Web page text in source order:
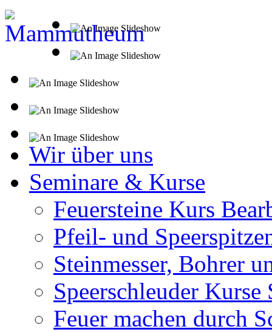
Wir über uns
Seminare & Kurse
Feuersteine Kurs
Pfeil- und
Steinmesser, Bohrer
Speerschleuder Kurse
Feuer machen durch